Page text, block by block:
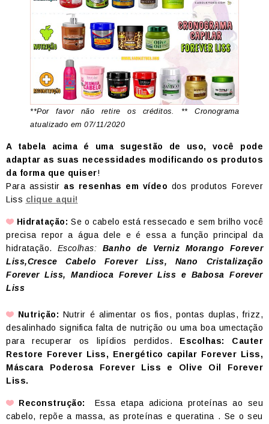
**Por favor não retire os créditos. ** Cronograma
atualizado em 07/11/2020
A tabela acima é uma sugestão de uso, você pode
adaptar as suas necessidades modificando os produtos
da forma que quiser!
Para assistir as resenhas em vídeo dos produtos Forever
Liss clique aqui!
Hidratação:Se o cabelo está ressecado e sem brilho você
precisa repor a água dele e é essa a função principal da
hidratação. Escolhas: Banho de Verniz Morango Forever
Liss,Cresce Cabelo Forever Liss, Nano Cristalização
Forever Liss, Mandioca Forever Liss e Babosa Forever
Liss
Nutrição: Nutrir é alimentar os fios, pontas duplas, frizz,
desalinhado significa falta de nutrição ou uma boa umectação
para recuperar os lipídios perdidos. Escolhas: Cauter
Restore Forever Liss, Energético capilar Forever Liss,
Máscara Poderosa Forever Liss e Olive Oil Forever
Liss.
Reconstrução: Essa etapa adiciona proteínas ao seu
cabelo, repõe a massa, as proteínas e queratina . Se o seu